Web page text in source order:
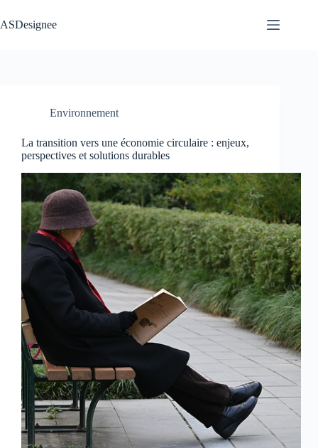
au
contenu
ASDesignee
Environnement
La transition vers une économie circulaire : enjeux,
perspectives et solutions durables